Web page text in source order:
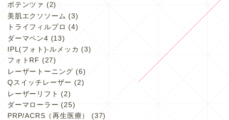
ポテンツァ (2)
美肌エクソソーム (3)
トライフィルプロ (4)
ダーマペン4 (13)
IPL(フォト)-ルメッカ (3)
フォトRF (27)
レーザートーニング (6)
Qスイッチレーザー (2)
レーザーリフト (2)
ダーマローラー (25)
PRP/ACRS（再生医療）
(37)